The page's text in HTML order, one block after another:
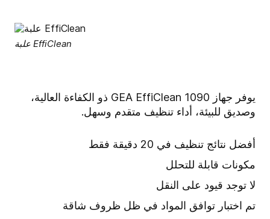
علبة EffiClean
يوفر جهاز GEA EffiClean 1090 ذو الكفاءة العالية،
وصديق للبيئة، أداء تنظيف متقدم وسهل.
أفضل نتائج تنظيف في 20 دقيقة فقط
مكونات قابلة للتحلل
لا توجد قيود على النقل
تم اختبار توافق المواد في ظل ظروف شاقة